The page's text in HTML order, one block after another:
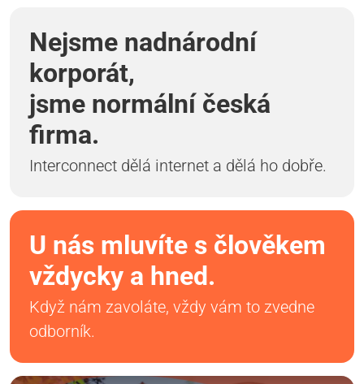
Nejsme nadnárodní
korporát,
jsme normální česká
firma.
Interconnect dělá internet a dělá ho dobře.
U nás mluvíte s člověkem
vždycky a hned.
Když nám zavoláte, vždy vám to zvedne
odborník.